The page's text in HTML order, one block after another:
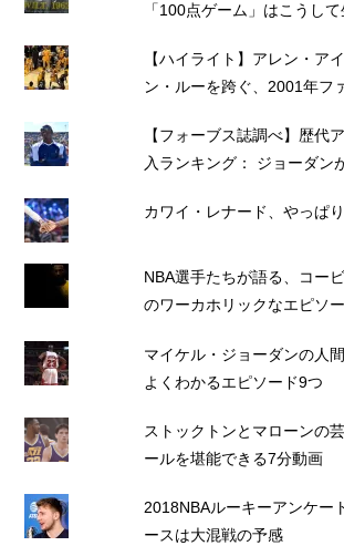
「100点ゲーム」はこうし
【ハイライト】アレン・ア
ン・ルーを跨ぐ、2001年フ
【フォーブス誌調べ】歴代
入ランキング： ジョーダン
カワイ・レナード、やっぱ
NBA選手たちが語る、コー
のワーカホリックなエピソ
マイケル・ジョーダンの人
よくわかるエピソード9つ
ストックトンとマローンの
ールを堪能できる7分動画
2018NBAルーキーアンケー
ースは大混戦の予感